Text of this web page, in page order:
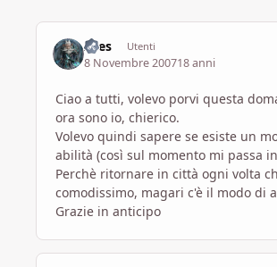
Ares Utenti
8 Novembre 200718 anni
Ciao a tutti, volevo porvi questa
ora sono io, chierico.
Volevo quindi sapere se esiste un
abilità (così sul momento mi passa
Perchè ritornare in città ogni volta
comodissimo, magari c'è il modo di
Grazie in anticipo